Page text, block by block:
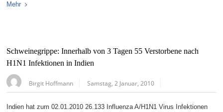
Mehr
Schweinegrippe: Innerhalb von 3 Tagen 55 Verstorbene nach
H1N1 Infektionen in Indien
Birgit Hoffmann Samstag, 2 Januar, 2010
Indien hat zum 02.01.2010 26.133 Influenza A/H1N1 Virus Infektionen